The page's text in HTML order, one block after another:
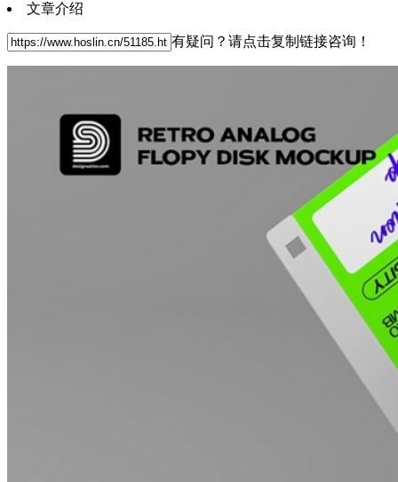
文章介绍
有疑问？请点击复制链接咨询！